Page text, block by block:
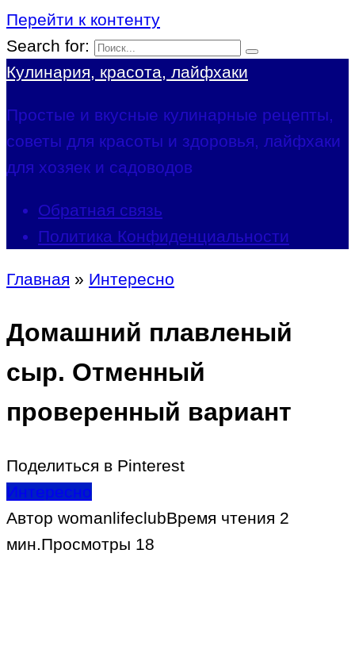
Перейти к контенту
Search for:
Кулинария, красота, лайфхаки
Простые и вкусные кулинарные рецепты,
советы для красоты и здоровья, лайфхаки
для хозяек и садоводов
Обратная связь
Политика Конфиденциальности
Главная » Интересно
Домашний плавленый
сыр. Отменный
проверенный вариант
Поделиться в Pinterest
Интересно
Автор womanlifeclubВремя чтения 2
мин.Просмотры 18